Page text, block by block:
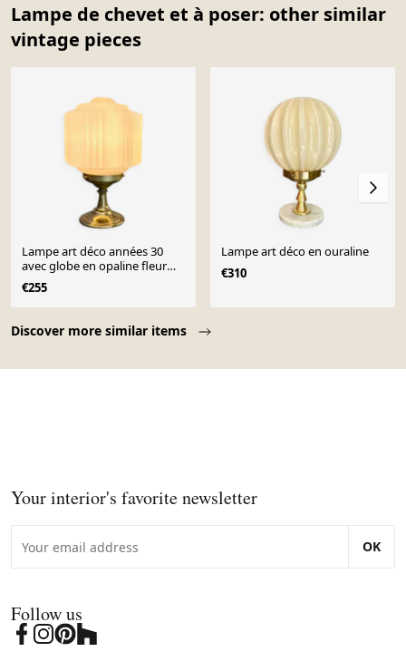
Lampe de chevet et à poser: other similar
vintage pieces
Discover more similar items
Lampe art déco années 30
avec globe en opaline fleur
rose
€255
Lampe art déco en ouraline
€310
Your interior's favorite newsletter
OK
Follow us